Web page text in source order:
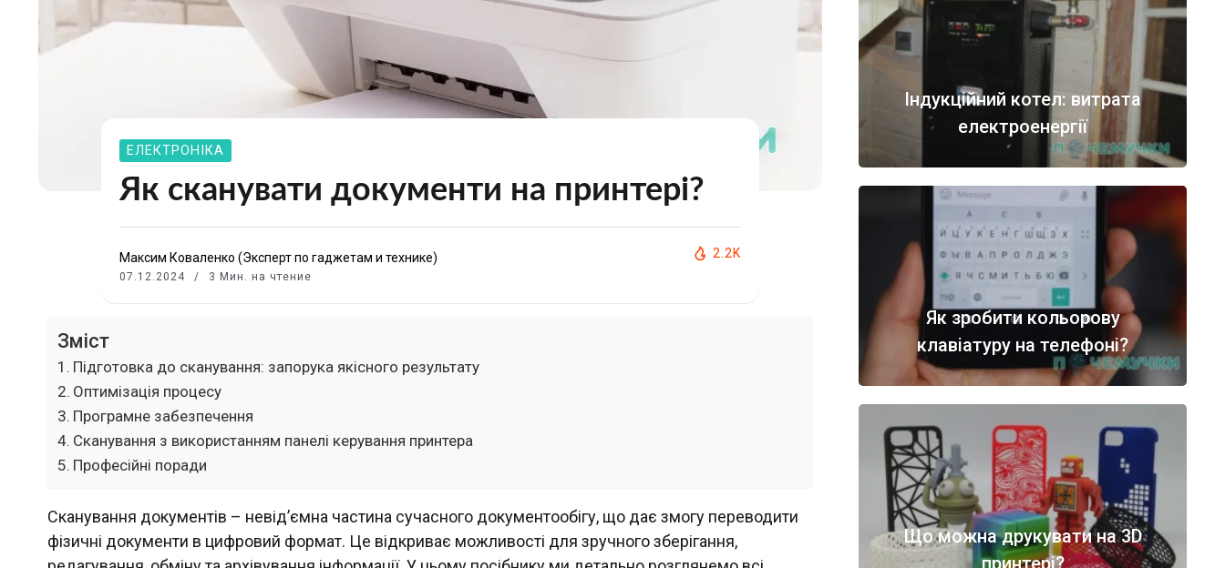
ЕЛЕКТРОНІКА
Як сканувати документи на принтері?
Максим Коваленко (Эксперт по гаджетам и технике)
07.12.2024 3 Мин. на чтение
2.2K
Зміст
Підготовка до сканування: запорука якісного результату
Оптимізація процесу
Програмне забезпечення
Сканування з використанням панелі керування принтера
Професійні поради
Сканування документів – невід’ємна частина сучасного документообігу, що дає змогу переводити
фізичні документи в цифровий формат. Це відкриває можливості для зручного зберігання,
Індукційний котел: витрата
електроенергії
Як зробити кольорову
клавіатуру на телефоні?
Що можна друкувати на 3D